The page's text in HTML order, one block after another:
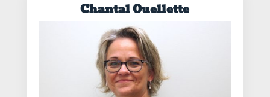
Chantal Ouellette